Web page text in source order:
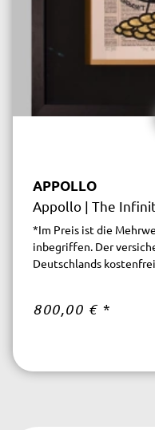
APPOLLO
Appollo | The
*Im Preis ist die
inbegriffen. Der
Deutschlands
800,00 € *